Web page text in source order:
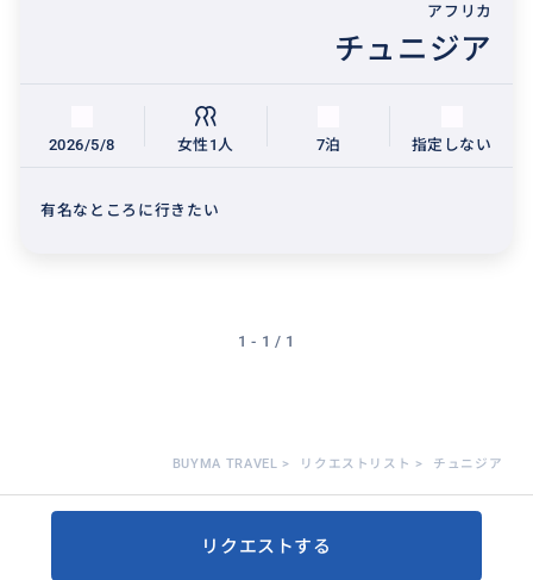
アフリカ
チュニジア
2026/5/8 女性1人 7泊 指定しない
有名なところに行きたい
1 - 1 / 1
BUYMA TRAVEL > リクエストリスト > チュニジア
リクエストする